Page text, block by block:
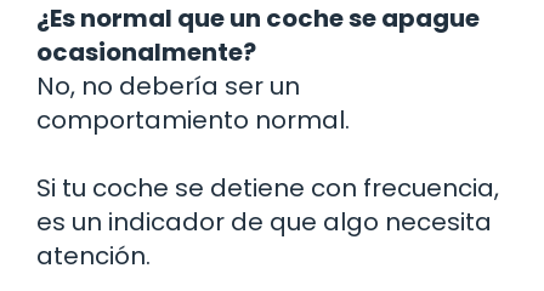
¿Es normal que un coche se apague
ocasionalmente?
No, no debería ser un
comportamiento normal.
Si tu coche se detiene con frecuencia,
es un indicador de que algo necesita
atención.